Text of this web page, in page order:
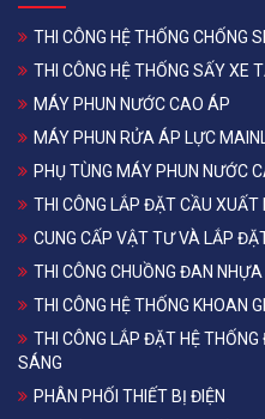
THI CÔNG HỆ THỐNG CHỐNG
THI CÔNG HỆ THỐNG SẤY XE
MÁY PHUN NƯỚC CAO ÁP
MÁY PHUN RỬA ÁP LỰC
PHỤ TÙNG MÁY PHUN NƯỚC
THI CÔNG LẮP ĐẶT CẦU XUẤT
CUNG CẤP VẬT TƯ VÀ LẮP
THI CÔNG CHUỒNG ĐAN NHỰA
THI CÔNG HỆ THỐNG KHOAN
THI CÔNG LẮP ĐẶT HỆ THỐNG
SÁNG
PHÂN PHỐI THIẾT BỊ ĐIỆN